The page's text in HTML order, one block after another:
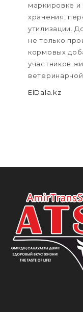
маркировке и
хранения,
утилизации.
не только
кормовых
участников
ElDala.kz